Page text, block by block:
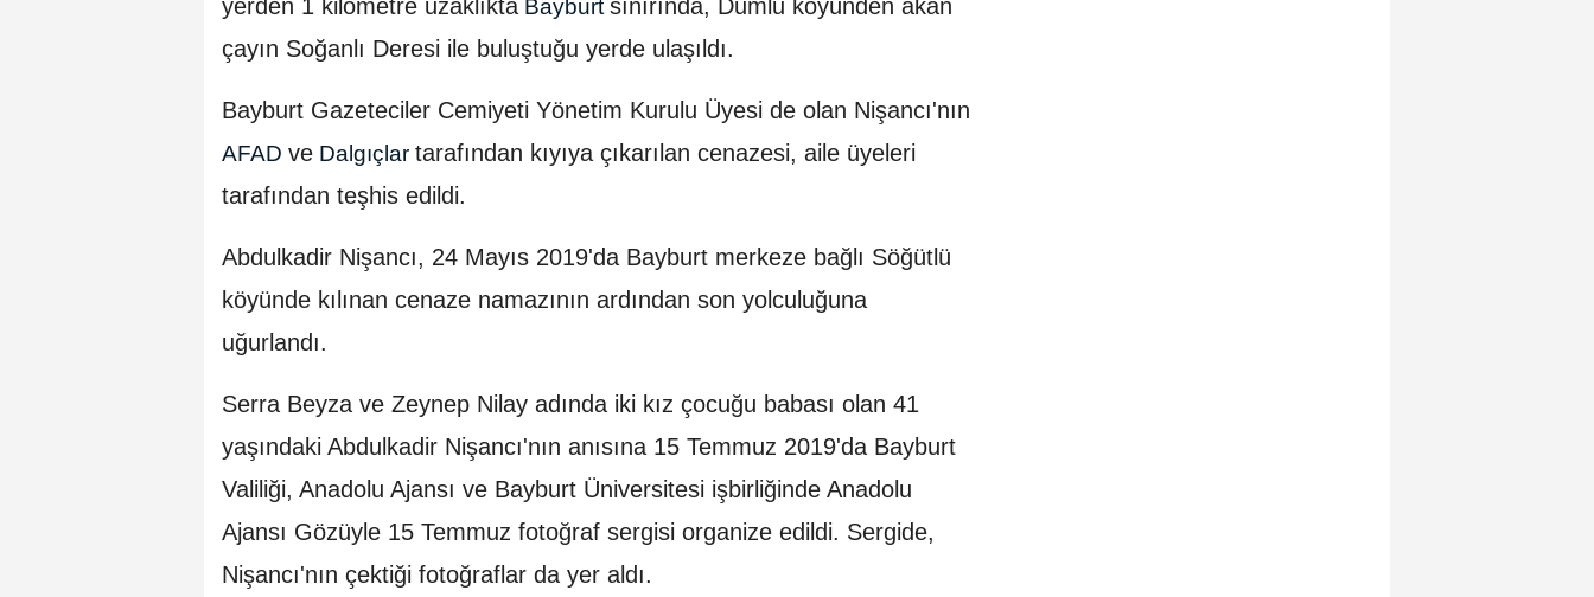
yerden 1 kilometre uzaklıktaBayburtsınırında, Dumlu köyünden akan
çayın Soğanlı Deresi ile buluştuğu yerde ulaşıldı.
Bayburt Gazeteciler Cemiyeti Yönetim Kurulu Üyesi de olan Nişancı'nın
AFAD ve Dalgıçlar tarafından kıyıya çıkarılan cenazesi, aile üyeleri
tarafından teşhis edildi.
Abdulkadir Nişancı, 24 Mayıs 2019'da Bayburt merkeze bağlı Söğütlü
köyünde kılınan cenaze namazının ardından son yolculuğuna
uğurlandı.
Serra Beyza ve Zeynep Nilay adında iki kız çocuğu babası olan 41
yaşındaki Abdulkadir Nişancı'nın anısına 15 Temmuz 2019'da Bayburt
Valiliği, Anadolu Ajansı ve Bayburt Üniversitesi işbirliğinde Anadolu
Ajansı Gözüyle 15 Temmuz fotoğraf sergisi organize edildi. Sergide,
Nişancı'nın çektiği fotoğraflar da yer aldı.